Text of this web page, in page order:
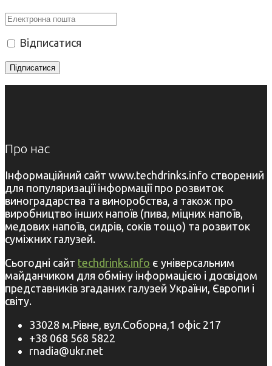
Відписатися
Про нас
Інформаційний сайт www.techdrinks.info створений
для популяризації інформації про розвиток
виноградарства та виноробства, а також про
виробництво інших напоїв (пива, міцних напоїв,
медових напоїв, сидрів, соків тощо) та розвиток
суміжних галузей.
Сьогодні сайт techdrinks.info є універсальним
майданчиком для обміну інформацією і досвідом
представників згаданих галузей України, Європи і
світу.
33028 м.Рівне, вул.Соборна,1 офіс 217
+38 068 568 5822
rnadia@ukr.net